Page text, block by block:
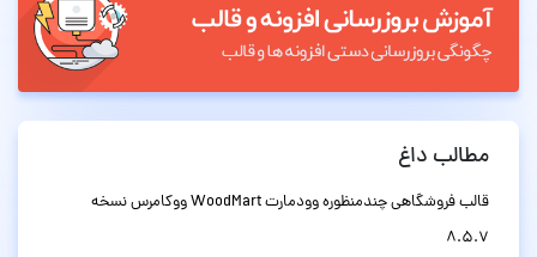
مطالب داغ
قالب فروشگاهی چندمنظوره وودمارت WoodMart ووکامرس نسخه
8.5.7